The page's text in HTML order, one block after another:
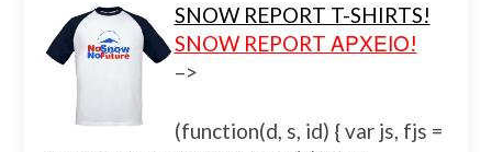
SNOW REPORT T-SHIRTS!
SNOW REPORT ΑΡΧΕΙΟ!
–>
(function(d, s, id) { var js, fjs =